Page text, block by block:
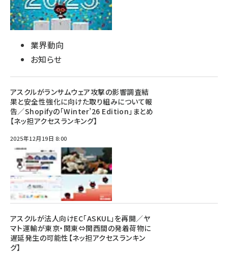
業界動向
お知らせ
アスクルがランサムウェア攻撃の影響調査結
果と安全性強化に向けた取り組みについて報
告／Shopifyの「Winter’26 Edition」まとめ
【ネッ担アクセスランキング】
2025年12月19日 8:00
アスクルが法人向けEC「ASKUL」を再開／ヤ
マト運輸が東京・関東⇔関西間の発着荷物に
遅延発生の可能性【ネッ担アクセスランキン
グ】